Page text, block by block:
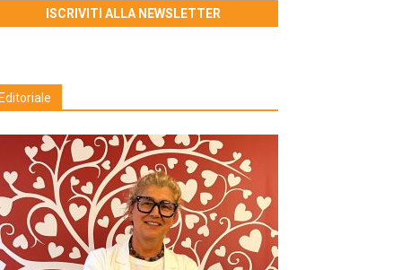
ISCRIVITI ALLA NEWSLETTER